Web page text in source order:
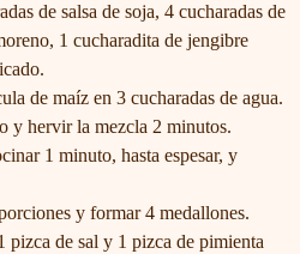
de salsa de soja, 4 cucharadas de
1 cucharadita de jengibre
de maíz en 3 cucharadas de agua.
y hervir la mezcla 2 minutos.
1 minuto, hasta espesar, y
y formar 4 medallones.
pizca de sal y 1 pizca de pimienta